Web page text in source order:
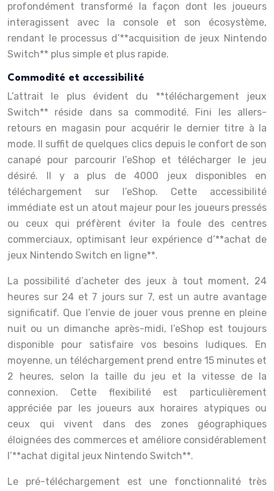
profondément transformé la façon dont les joueurs
interagissent avec la console et son écosystème,
rendant le processus d’**acquisition de jeux Nintendo
Switch** plus simple et plus rapide.
Commodité et accessibilité
L’attrait le plus évident du **téléchargement jeux
Switch** réside dans sa commodité. Fini les allers-
retours en magasin pour acquérir le dernier titre à la
mode. Il suffit de quelques clics depuis le confort de son
canapé pour parcourir l’eShop et télécharger le jeu
désiré. Il y a plus de 4000 jeux disponibles en
téléchargement sur l’eShop. Cette accessibilité
immédiate est un atout majeur pour les joueurs pressés
ou ceux qui préfèrent éviter la foule des centres
commerciaux, optimisant leur expérience d’**achat de
jeux Nintendo Switch en ligne**.
La possibilité d’acheter des jeux à tout moment, 24
heures sur 24 et 7 jours sur 7, est un autre avantage
significatif. Que l’envie de jouer vous prenne en pleine
nuit ou un dimanche après-midi, l’eShop est toujours
disponible pour satisfaire vos besoins ludiques. En
moyenne, un téléchargement prend entre 15 minutes et
2 heures, selon la taille du jeu et la vitesse de la
connexion. Cette flexibilité est particulièrement
appréciée par les joueurs aux horaires atypiques ou
ceux qui vivent dans des zones géographiques
éloignées des commerces et améliore considérablement
l’**achat digital jeux Nintendo Switch**.
Le pré-téléchargement est une fonctionnalité très